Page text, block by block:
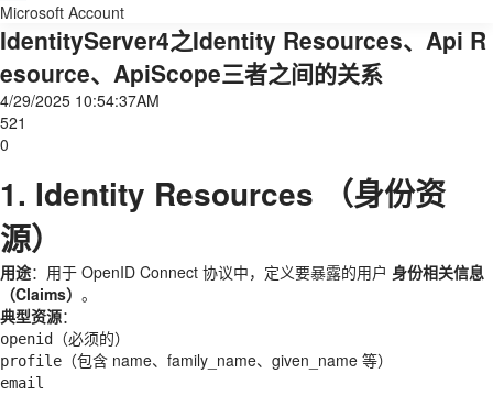
Microsoft Account
IdentityServer4之Identity Resources、Api R
esource、ApiScope三者之间的关系
4/29/2025 10:54:37AM
521
0
1. Identity Resources （身份资
源）
用途：用于 OpenID Connect 协议中，定义要暴露的用户 身份相关信息
（Claims） 。
典型资源：
openid （必须的）
profile （包含 name、family_name、given_name 等）
email